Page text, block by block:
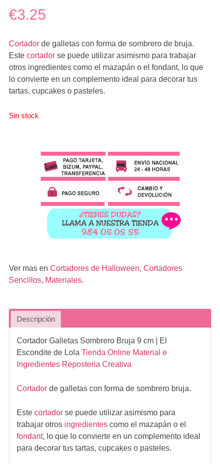
€3.25
Cortadorde galletas con forma de sombrero de bruja.
Este cortadorse puede utilizar asimismo para trabajar
otros ingredientes como el mazapán o el fondant, lo que
lo convierte en un complemento ideal para decorar tus
tartas, cupcakes o pasteles.
Sin stock
Ver mas en Cortadores de Halloween, Cortadores
Sencillos, Materiales.
Descripción
Cortador Galletas Sombrero Bruja 9 cm| El
Escondite de Lola Tienda Online Material e
Ingredientes Reposteria Creativa
Cortadorde galletas con forma de sombrero bruja.
Este cortadorse puede utilizar asimismo para
trabajar otros ingredientescomo el mazapán o el
fondant, lo que lo convierte en un complemento ideal
para decorar tus tartas, cupcakes o pasteles.